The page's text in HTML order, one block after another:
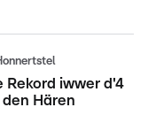
Rekord iwwer d'4
Hären